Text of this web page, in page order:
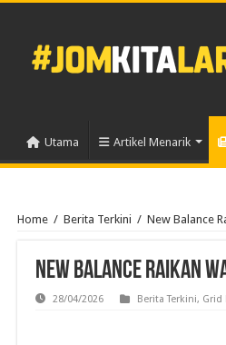
Utama Artikel Menarik
Home / Berita Terkini / New Balance
New Balance Raikan
28/04/2026 Berita Terkini, Grid